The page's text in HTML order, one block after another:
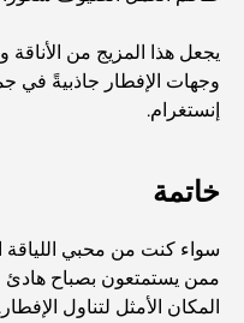
أغلى ساعات رولكس
أفضل المقاهي في وسط
يجعل هذا المزيج من الأناقة
وجهات الإفطار جاذبيةً في
إنستغرام.
خاتمة
سواء كنت من محبي اللياقة
ممن يستمتعون بصباح
المكان الأمثل لتناول